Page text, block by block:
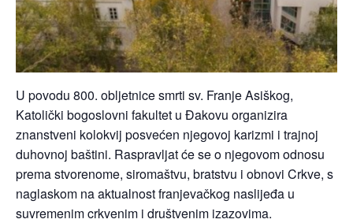
U povodu 800. obljetnice smrti sv. Franje Asiškog,
Katolički bogoslovni fakultet u Đakovu organizira
znanstveni kolokvij posvećen njegovoj karizmi i trajnoj
duhovnoj baštini. Raspravljat će se o njegovom odnosu
prema stvorenome, siromaštvu, bratstvu i obnovi Crkve, s
naglaskom na aktualnost franjevačkog naslijeđa u
suvremenim crkvenim i društvenim izazovima.